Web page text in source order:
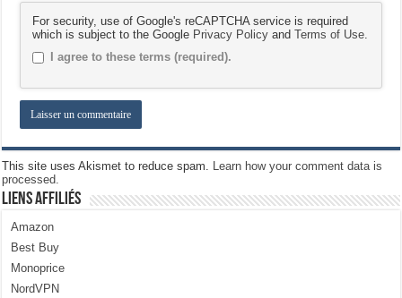
For security, use of Google's reCAPTCHA service is required
which is subject to the Google Privacy Policy andTerms of Use.
I agree to these terms (required).
This site uses Akismet to reduce spam. Learn how your comment data is
processed.
Liens Affiliés
Amazon
Best Buy
Monoprice
NordVPN